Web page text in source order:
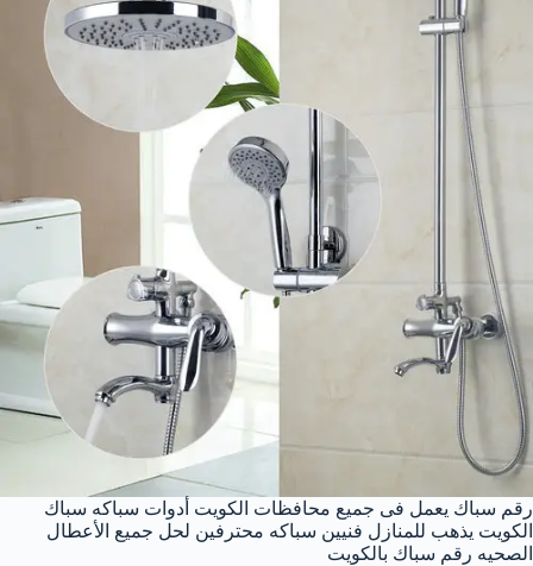
رقم سباك يعمل فى جميع محافظات الكويت أدوات سباكه سباك
الكويت يذهب للمنازل فنيين سباكه محترفين لحل جميع الأعطال
الصحيه رقم سباك بالكويت